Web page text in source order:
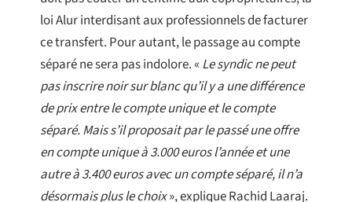
loi Alur interdisant aux professionnels de facturer
ce transfert. Pour autant, le passage au compte
séparé ne sera pas indolore. «Le syndic ne peut
pas inscrire noir sur blanc qu’il y a une différence
de prix entre le compte unique et le compte
séparé. Mais s’il proposait par le passé une offre
en compte unique à 3.000 euros l’année et une
autre à 3.400 euros avec un compte séparé, il n’a
désormais plus le choix», explique Rachid Laaraj.